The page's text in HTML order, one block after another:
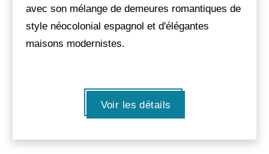
avec son mélange de demeures romantiques de
style néocolonial espagnol et d'élégantes
maisons modernistes.
Voir les détails